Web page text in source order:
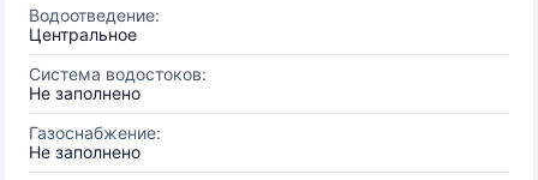
Водоотведение:
Центральное
Система водостоков:
Не заполнено
Газоснабжение:
Не заполнено